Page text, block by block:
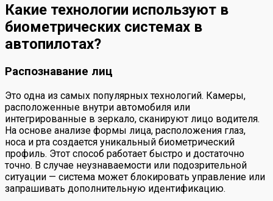
Какие технологии используют в
биометрических системах в
автопилотах?
Распознавание лиц
Это одна из самых популярных технологий. Камеры,
расположенные внутри автомобиля или
интегрированные в зеркало, сканируют лицо водителя.
На основе анализе формы лица, расположения глаз,
носа и рта создается уникальный биометрический
профиль. Этот способ работает быстро и достаточно
точно. В случае неузнаваемости или подозрительной
ситуации — система может блокировать управление или
запрашивать дополнительную идентификацию.